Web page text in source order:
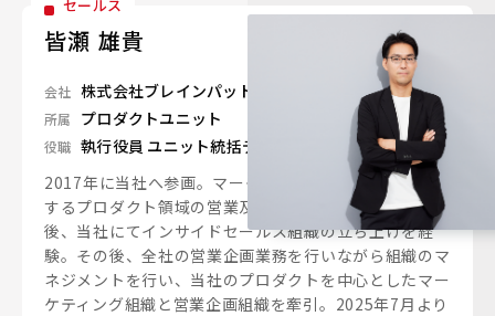
セールス
皆瀬 雄貴
会社 株式会社ブレインパッド
所属 プロダクトユニット
役職 執行役員 ユニット統括ディレクター
2017年に当社へ参画。マーケティングや機械学習に関
するプロダクト領域の営業及び営業マネジャーを経験
後、当社にてインサイドセールス組織の立ち上げを経
験。その後、全社の営業企画業務を行いながら組織のマ
ネジメントを行い、当社のプロダクトを中心としたマー
ケティング組織と営業企画組織を牽引。2025年7月より